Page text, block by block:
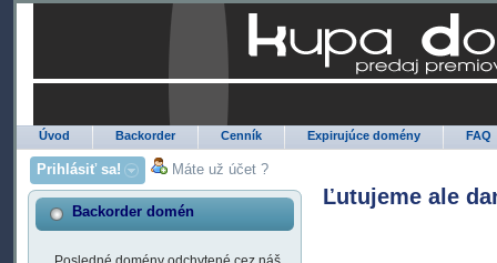
Úvod Backorder Cenník Expirujúce domény FAQ
Prihlásiť sa! Máte už účet ?
Backorder domén
Ľutujeme ale